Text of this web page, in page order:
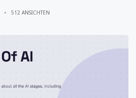
512 ANSICHTEN